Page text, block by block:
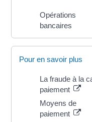
Opérations
bancaires
Pour en savoir plus
La fraude à la
paiement
Moyens de
paiement